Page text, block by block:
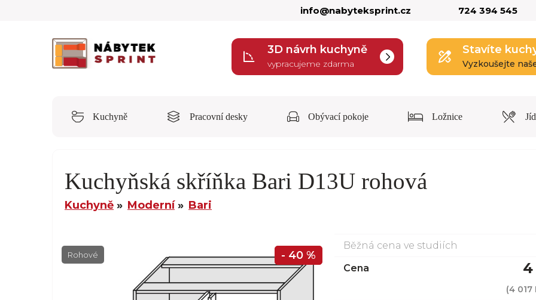
info@nabyteksprint.cz 724 394 545
3D návrh kuchyně
vypracujeme zdarma
Stavíte
Vyzkoušejte
Kuchyně Pracovní desky Obývací pokoje Ložnice
Kuchyňská skříňka Bari D13U rohová
Kuchyně Moderní Bari
Rohové - 40 %
Běžná cena ve studiích
Cena
4
(4 017